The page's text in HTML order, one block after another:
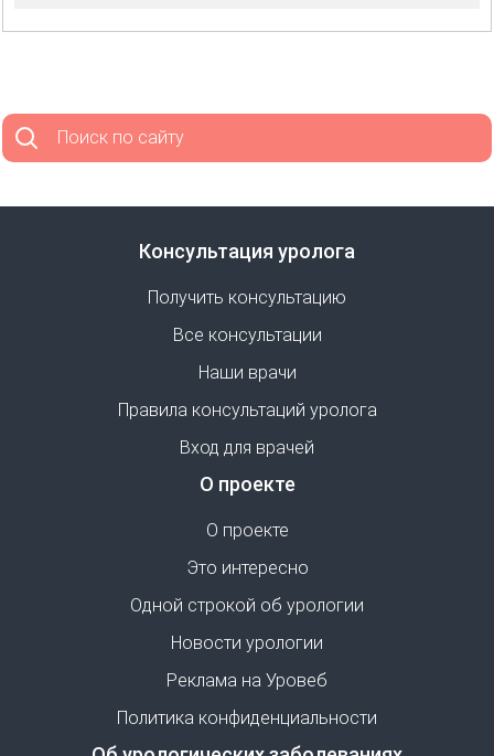
Поиск по сайту
Консультация уролога
Получить консультацию
Все консультации
Наши врачи
Правила консультаций уролога
Вход для врачей
О проекте
О проекте
Это интересно
Одной строкой об урологии
Новости урологии
Реклама на Уровеб
Политика конфиденциальности